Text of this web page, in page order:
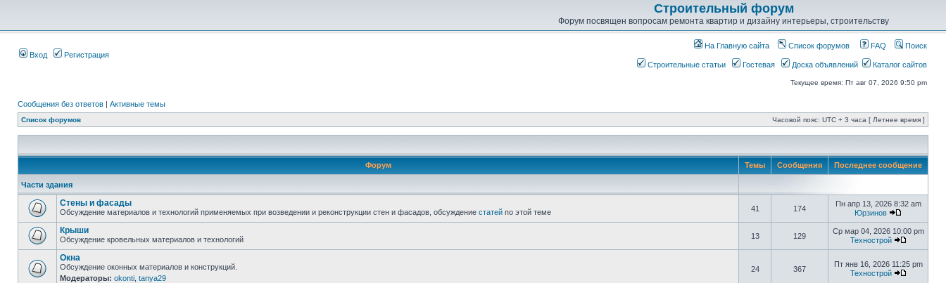
Строительный форум
Форум посвящен вопросам ремонта квартир и дизайну интерьеры, строительству
Вход Регистрация
На Главную сайта Список форумов FAQ Поиск
Строительные статьи Гостевая Доска объявлений Каталог сайтов
Текущее время: Пт авг 07, 2026 9:50 pm
Сообщения без ответов | Активные темы
Список форумов Часовой пояс: UTC + 3 часа [ Летнее время ]
Форум Темы Сообщения Последнее сообщение
Части здания
Стены и фасады
Обсуждение материалов и технологий применяемых при возведении и реконструкции стен и фасадов, обсуждение статей по этой теме 41 174
Пн апр 13, 2026 8:32 am
Юрзинов
Крыши
Обсуждение кровельных материалов и технологий 13 129
Ср мар 04, 2026 10:00 pm
Технострой
Окна
Обсуждение оконных материалов и конструкций.
Модераторы: okonti tanya29
24 367
Пт янв 16, 2026 11:25 pm
Технострой